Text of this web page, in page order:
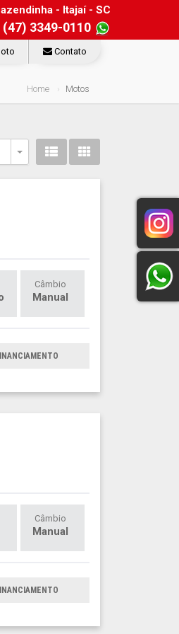
- Itajaí - SC
(47) 3349-0110
Contato
Home Motos
Toggle Dropdown
Câmbio
Manual
Câmbio
Manual